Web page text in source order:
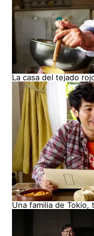
La casa del tejado
Una familia de Tokio,